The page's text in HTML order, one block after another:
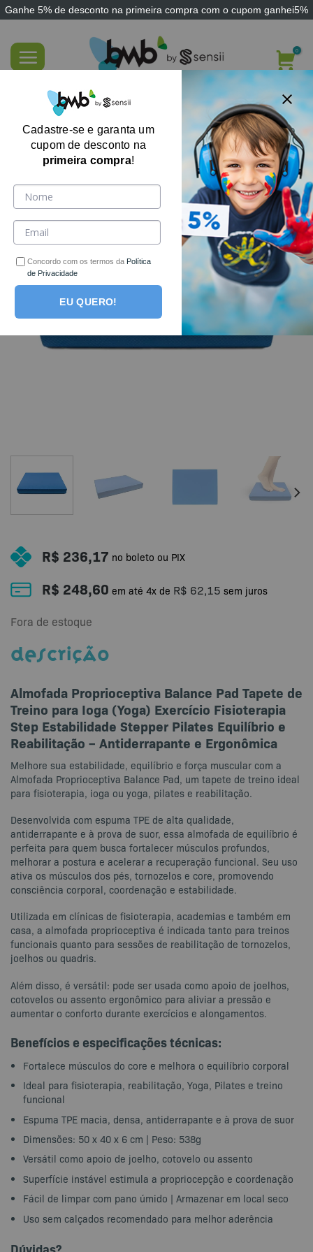
Ganhe 5% de desconto na primeira compra com o cupom ganhei5%
content
Balance Pad Tapete Treino Ioga Step
Exercício Fisioterapia Estabilidade
R$ 236,17 no boleto ou PIX
R$ 248,60 em até 4x de R$ 62,15 sem juros
Fora de estoque
DESCRIÇÃO
Almofada Proprioceptiva Balance Pad Tapete de
Treino para Ioga (Yoga) Exercício Fisioterapia
Step Estabilidade Stepper Pilates Equilíbrio e
Reabilitação – Antiderrapante e Ergonômica
Melhore sua estabilidade, equilíbrio e força muscular com a
Almofada Proprioceptiva Balance Pad, um tapete de treino ideal
para fisioterapia, ioga ou yoga, pilates e reabilitação.
Desenvolvida com espuma TPE de alta qualidade,
antiderrapante e à prova de suor, essa almofada de equilíbrio é
perfeita para quem busca fortalecer músculos profundos,
melhorar a postura e acelerar a recuperação funcional. Seu uso
ativa os músculos dos pés, tornozelos e core, promovendo
consciência corporal, coordenação e estabilidade.
Utilizada em clínicas de fisioterapia, academias e também em
casa, a almofada proprioceptiva é indicada tanto para treinos
funcionais quanto para sessões de reabilitação de tornozelos,
joelhos ou quadris.
Além disso, é versátil: pode ser usada como apoio de joelhos,
cotovelos ou assento ergonômico para aliviar a pressão e
aumentar o conforto durante exercícios e alongamentos.
Benefícios e especificações técnicas:
Fortalece músculos do core e melhora o equilíbrio corporal
Ideal para fisioterapia, reabilitação, Yoga, Pilates e treino
funcional
Espuma TPE macia, densa, antiderrapante e à prova de suor
Dimensões: 50 x 40 x 6 cm | Peso: 538g
Versátil como apoio de joelho, cotovelo ou assento
Superfície instável estimula a propriocepção e coordenação
Fácil de limpar com pano úmido | Armazenar em local seco
Uso sem calçados recomendado para melhor aderência
Cadastre-se e garanta um
cupom de desconto na
primeira compra!
Concordo com os termos da Política
de Privacidade
EU QUERO!